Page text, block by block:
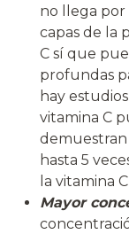
no llega por
capas de la
C sí que
profundas
hay
vitamina C
demuestran
hasta 5
la vitamina
Mayor